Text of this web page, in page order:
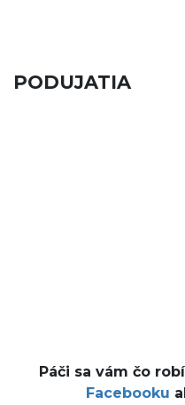
PODUJATIA
Páči sa vám čo
Facebooku